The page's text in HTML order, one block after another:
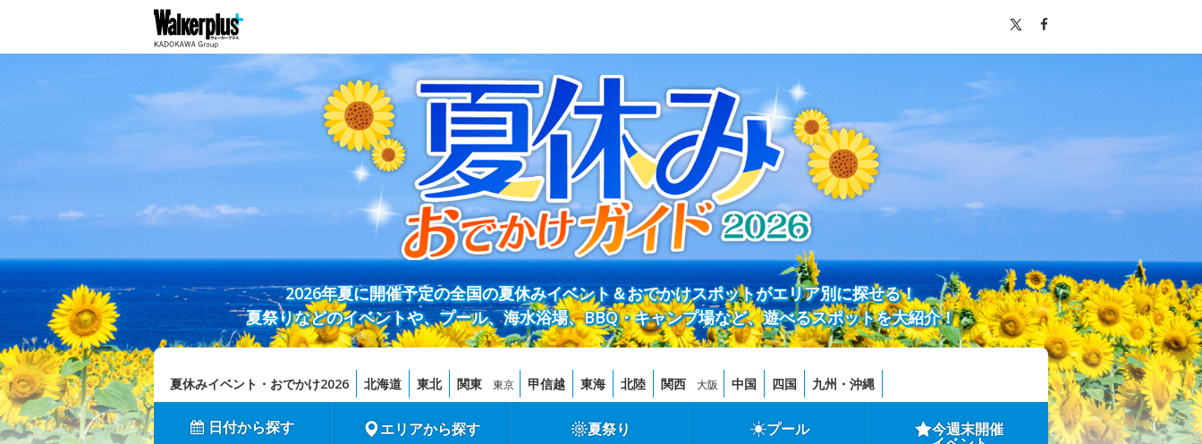
2026年夏に開催予定の全国の夏休みイベント＆おでかけスポットがエリア別に探せる！
夏祭りなどのイベントや、プール、海水浴場、BBQ・キャンプ場など、遊べるスポットを大紹介！
夏休みイベント・おでかけ2026 北海道 東北 関東 東京 甲信越 東海 北陸 関西 大阪 中国 四国 九州・沖縄
日付から探す エリアから探す 夏祭り プール 今週末開催